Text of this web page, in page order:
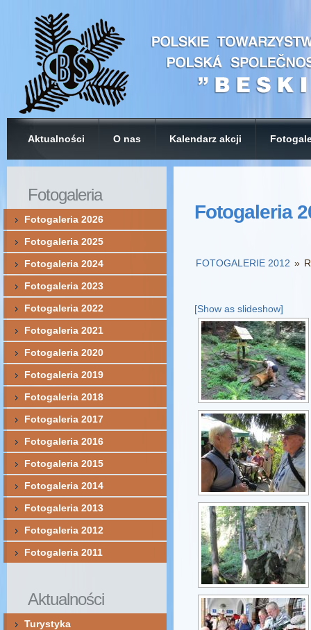
Aktualności O nas Kalendarz akcji
Fotogaleria
FOTOGALERIE 2012 »
[Show as slideshow]
Fotogaleria
Fotogaleria 2026
Fotogaleria 2025
Fotogaleria 2024
Fotogaleria 2023
Fotogaleria 2022
Fotogaleria 2021
Fotogaleria 2020
Fotogaleria 2019
Fotogaleria 2018
Fotogaleria 2017
Fotogaleria 2016
Fotogaleria 2015
Fotogaleria 2014
Fotogaleria 2013
Fotogaleria 2012
Fotogaleria 2011
Aktualności
Turystyka